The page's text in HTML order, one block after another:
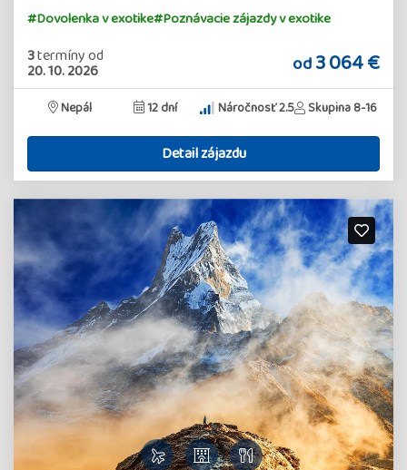
#Dovolenka v exotike#Poznávacie zájazdy v exotike
3termínyod
20. 10. 2026 od3 064 €
Nepál 12 dní Náročnosť 2.5 Skupina 8-16
Detail zájazdu